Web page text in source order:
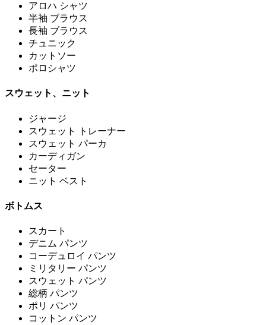
アロハ シャツ
半袖 ブラウス
長袖 ブラウス
チュニック
カットソー
ポロシャツ
スウェット、ニット
ジャージ
スウェット トレーナー
スウェット パーカ
カーディガン
セーター
ニット ベスト
ボトムス
スカート
デニム パンツ
コーデュロイ パンツ
ミリタリー パンツ
スウェット パンツ
総柄 パンツ
ポリ パンツ
コットン パンツ